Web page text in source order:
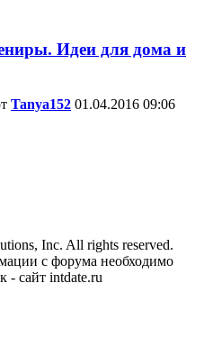
Идеи для дома и
Tanya152 01.04.2016 09:06
Inc. All rights reserved.
с форума необходимо
- сайт intdate.ru